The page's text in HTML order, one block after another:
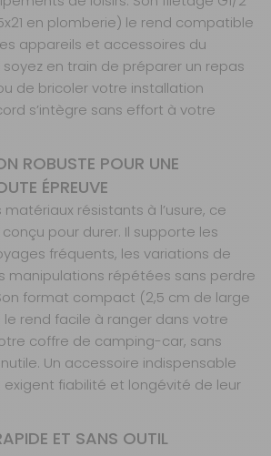
en plomberie) le rend compatible
appareils et accessoires du
en train de préparer un repas
de bricoler votre installation
s’intègre sans effort à votre
ROBUSTE POUR UNE
ÉPREUVE
résistants à l’usure, ce
pour durer. Il supporte les
fréquents, les variations de
manipulations répétées sans perdre
format compact (2,5 cm de large
le rend facile à ranger dans votre
coffre de camping-car, sans
Un accessoire indispensable
exigent fiabilité et longévité de leur
ET SANS OUTIL